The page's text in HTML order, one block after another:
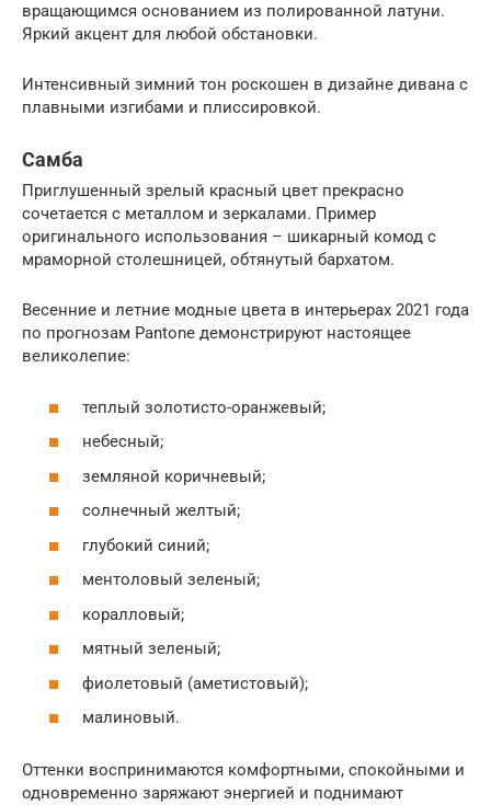
вращающимся основанием из полированной латуни.
Яркий акцент для любой обстановки.
Интенсивный зимний тон роскошен в дизайне дивана с
плавными изгибами и плиссировкой.
Самба
Приглушенный зрелый красный цвет прекрасно
сочетается с металлом и зеркалами. Пример
оригинального использования – шикарный комод с
мраморной столешницей, обтянутый бархатом.
Весенние и летние модные цвета в интерьерах 2021 года
по прогнозам Pantone демонстрируют настоящее
великолепие:
теплый золотисто-оранжевый;
небесный;
земляной коричневый;
солнечный желтый;
глубокий синий;
ментоловый зеленый;
коралловый;
мятный зеленый;
фиолетовый (аметистовый);
малиновый.
Оттенки воспринимаются комфортными, спокойными и
одновременно заряжают энергией и поднимают